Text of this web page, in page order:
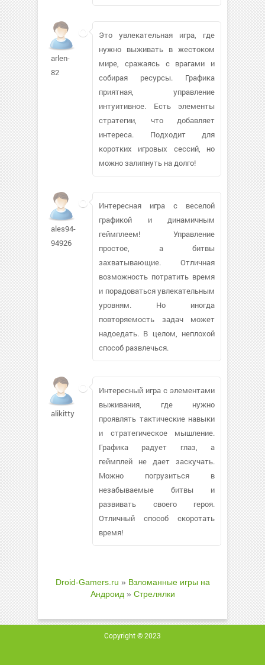
arlen-
82
Это увлекательная игра, где
нужно выживать в жестоком
мире, сражаясь с врагами и
собирая ресурсы. Графика
приятная, управление
интуитивное. Есть элементы
стратегии, что добавляет
интереса. Подходит для
коротких игровых сессий, но
можно залипнуть на долго!
ales94-
94926
Интересная игра с веселой
графикой и динамичным
геймплеем! Управление
простое, а битвы
захватывающие. Отличная
возможность потратить время
и порадоваться увлекательным
уровням. Но иногда
повторяемость задач может
надоедать. В целом, неплохой
способ развлечься.
alikitty
Интересный игра с элементами
выживания, где нужно
проявлять тактические навыки
и стратегическое мышление.
Графика радует глаз, а
геймплей не дает заскучать.
Можно погрузиться в
незабываемые битвы и
развивать своего героя.
Отличный способ скоротать
время!
Droid-Gamers.ru » Взломанные игры на
Андроид » Стрелялки
Copyright © 2023